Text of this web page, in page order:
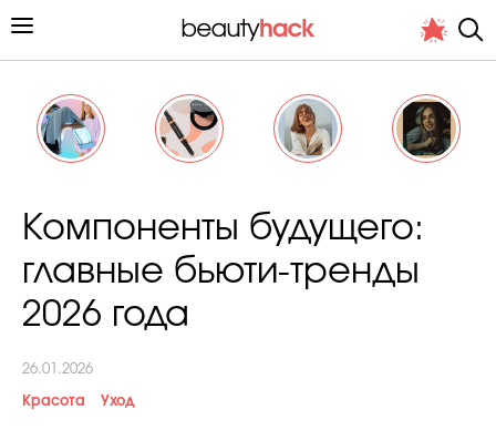
Подиум
Компоненты будущего:
главные бьюти-тренды
2026 года
26.01.2026
Красота Уход